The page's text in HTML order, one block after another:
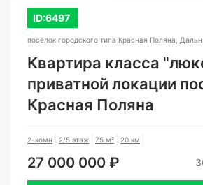
ID:6497
посёлок городского типа Красная Поляна,
Квартира класса
приватной локации
Красная Поляна
2-комн 2/5 этаж 75 м² 20 км
27 000 000 ₽